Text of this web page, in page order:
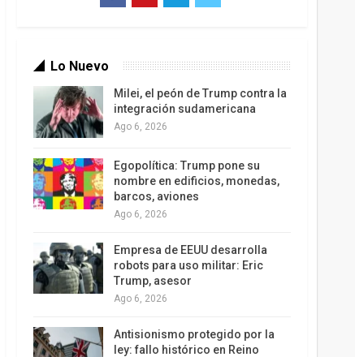
Lo Nuevo
Milei, el peón de Trump contra la
integración sudamericana
Ago 6, 2026
Egopolítica: Trump pone su
nombre en edificios, monedas,
barcos, aviones
Ago 6, 2026
Empresa de EEUU desarrolla
robots para uso militar: Eric
Trump, asesor
Ago 6, 2026
Antisionismo protegido por la
ley: fallo histórico en Reino